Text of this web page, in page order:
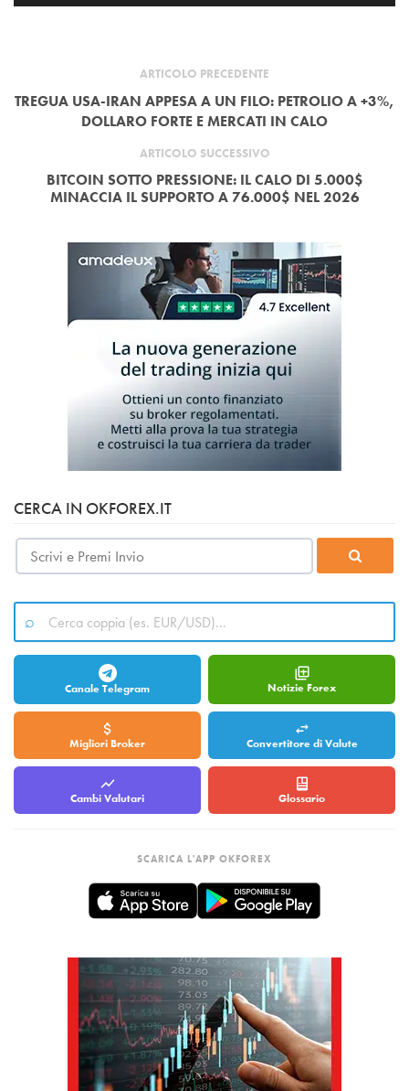
ARTICOLO PRECEDENTE
TREGUA USA-IRAN APPESA A UN FILO: PETROLIO A +3%,
DOLLARO FORTE E MERCATI IN CALO
ARTICOLO SUCCESSIVO
BITCOIN SOTTO PRESSIONE: IL CALO DI 5.000$
MINACCIA IL SUPPORTO A 76.000$ NEL 2026
CERCA IN OKFOREX.IT
Canale Telegram Notizie Forex
Migliori Broker Convertitore di Valute
Cambi Valutari Glossario
SCARICA L'APP OKFOREX